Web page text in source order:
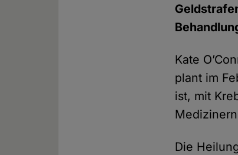
Kate
plant im
ist, mit
Die